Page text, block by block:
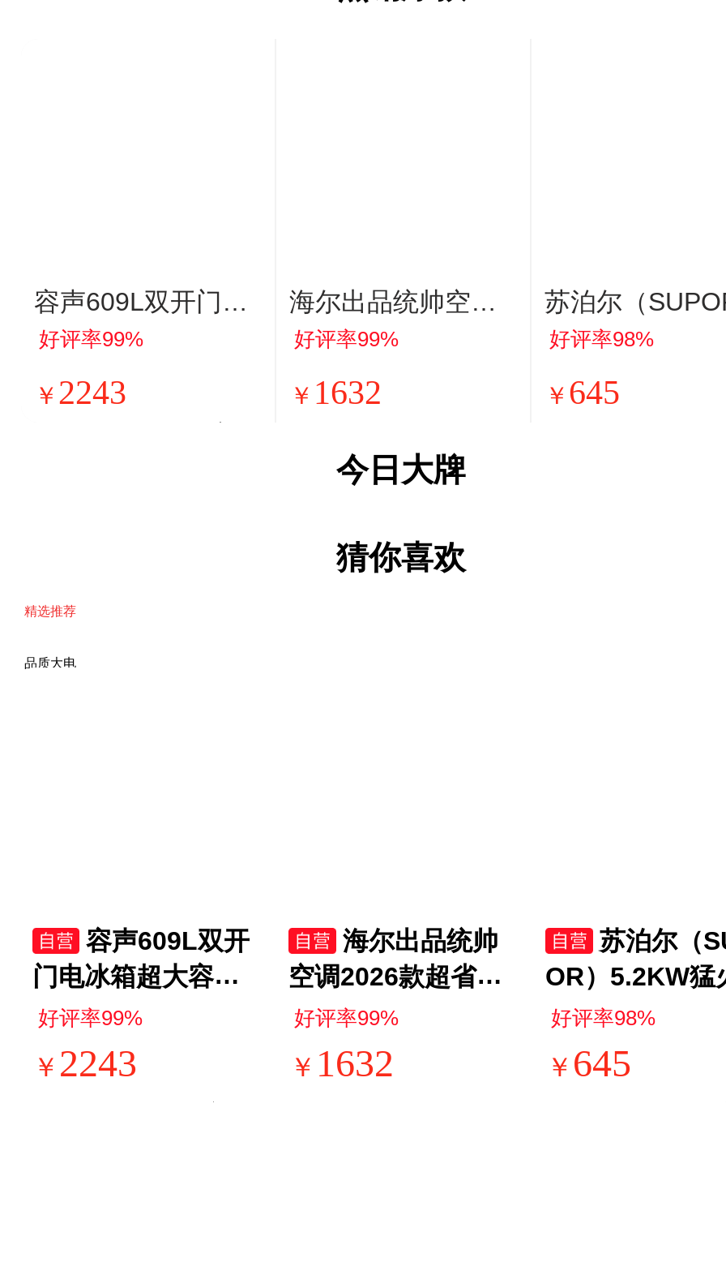
容声609L双开门电
冰箱超大容量一级
频节能家用对开门
以旧换新国家补贴
￥ 2243
好评率99%
海尔出品统帅空调2
026款超省电Se 大
机单排铜管 变频挂
5GW/LJD1-1
￥ 1632
好评率99%
苏泊尔（
5.2KW猛火天燃
级70%高热效新
级能效可调节底
￥ 645
好评率98%
今日大牌
猜你喜欢
精选推荐
品质大电
￥ 2243
容声609L双开
门电冰箱超大容量
一级能效风冷无霜
双变频节能家用对
开门以旧换新国家
好评率99%
￥ 1632
海尔出品统帅
空调2026款超省电
Se 大1.5匹一级能
效 外机单排铜管 变
频挂机 国家补贴KF
好评率99%
￥ 645
苏泊尔（
OR）5.2KW猛
燃气灶煤气灶双
具升级70%高热
新一级能效可调
好评率98%